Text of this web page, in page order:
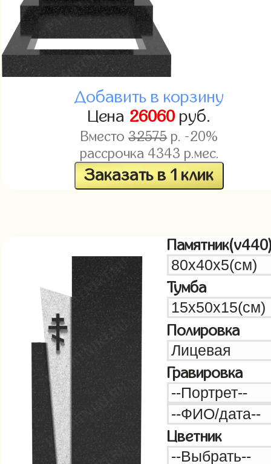
Добавить в корзину
Цена 26060руб.
Вместо32575р. -20%
рассрочка 4343 р.мес.
Заказать в 1 клик
Тумба
Полировка
Гравировка
Цветник